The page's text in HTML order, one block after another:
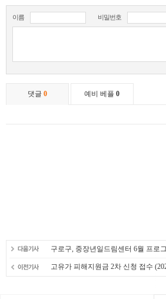
구로구, 중장년일드림센터 6월 프로
고유가 피해지원금 2차 신청 접수